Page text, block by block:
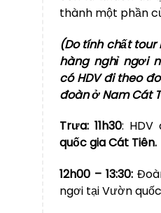
thành một phần
(Do tính chất
hàng nghỉ ngơi
có HDV đi theo
đoàn ở Nam Cát
Trưa: 11h30: HDV
quốc gia Cát Tiên.
12h00 – 13:30:
ngơi tại Vườn